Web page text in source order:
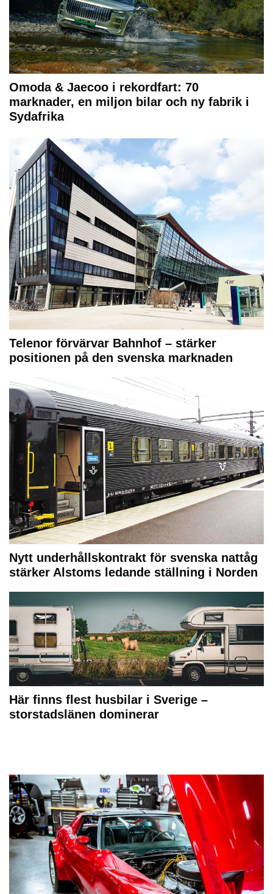
Omoda & Jaecoo i rekordfart: 70
marknader, en miljon bilar och ny fabrik i
Sydafrika
Telenor förvärvar Bahnhof – stärker
positionen på den svenska marknaden
Nytt underhållskontrakt för svenska nattåg
stärker Alstoms ledande ställning i Norden
Här finns flest husbilar i Sverige –
storstadslänen dominerar